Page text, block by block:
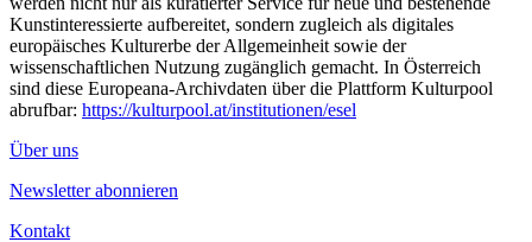
Kunstinteressierte aufbereitet, sondern zugleich als digitales
europäisches Kulturerbe der Allgemeinheit sowie der
wissenschaftlichen Nutzung zugänglich gemacht. In Österreich
sind diese Europeana-Archivdaten über die Plattform Kulturpool
abrufbar: https://kulturpool.at/institutionen/esel
Über uns
Newsletter abonnieren
Kontakt